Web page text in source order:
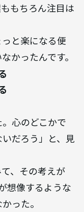
もちろん注目は
と楽になる便
かったんです。
心のどこかで
だろう」と、見
、その考えが
想像するような
った。